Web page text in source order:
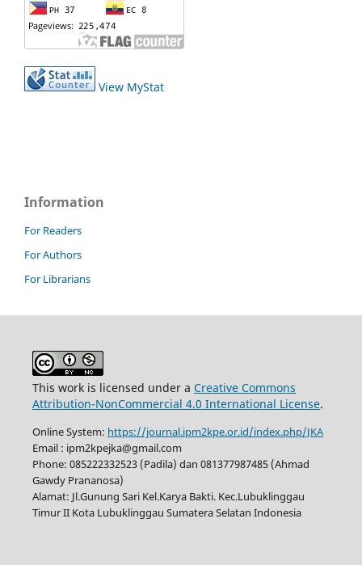
View MyStat
Information
For Readers
For Authors
For Librarians
This work is licensed under a Creative Commons
Attribution-NonCommercial 4.0 International License.
Online System: https://journal.ipm2kpe.or.id/index.php/JKA
Email : ipm2kpejka@gmail.com
Phone: 085222332523 (Padila) dan 081377987485 (Ahmad
Gawdy Prananosa)
Alamat: Jl.Gunung Sari Kel.Karya Bakti. Kec.Lubuklinggau
Timur II Kota Lubuklinggau Sumatera Selatan Indonesia